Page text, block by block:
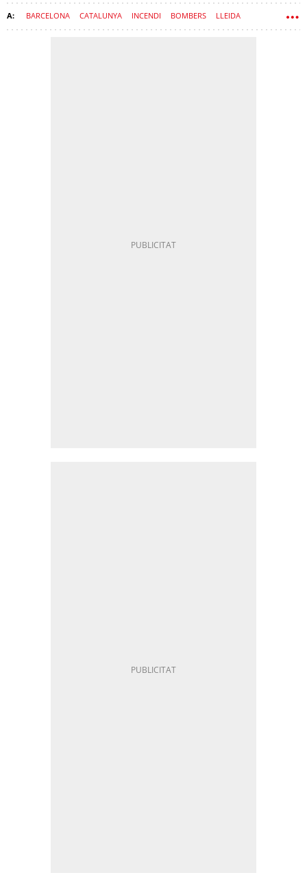
BARCELONA CATALUNYA INCENDI BOMBERS LLEIDA